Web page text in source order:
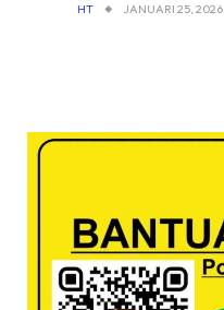
HT JANUARI 25, 2026